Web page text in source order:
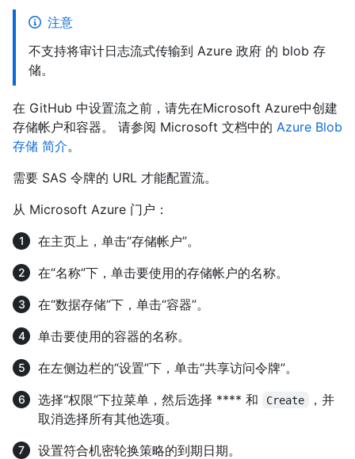
注意
不支持将审计日志流式传输到 Azure 政府 的 blob 存
储。
在 GitHub 中设置流之前，请先在Microsoft Azure中创建
存储帐户和容器。 请参阅 Microsoft 文档中的 Azure Blob
存储 简介。
需要 SAS 令牌的 URL 才能配置流。
从 Microsoft Azure 门户：
在主页上，单击“存储帐户”。
在“名称”下，单击要使用的存储帐户的名称。
在“数据存储”下，单击“容器”。
单击要使用的容器的名称。
在左侧边栏的“设置”下，单击“共享访问令牌”。
选择“权限”下拉菜单，然后选择 **** 和
Create
，并
取消选择所有其他选项。
设置符合机密轮换策略的到期日期。